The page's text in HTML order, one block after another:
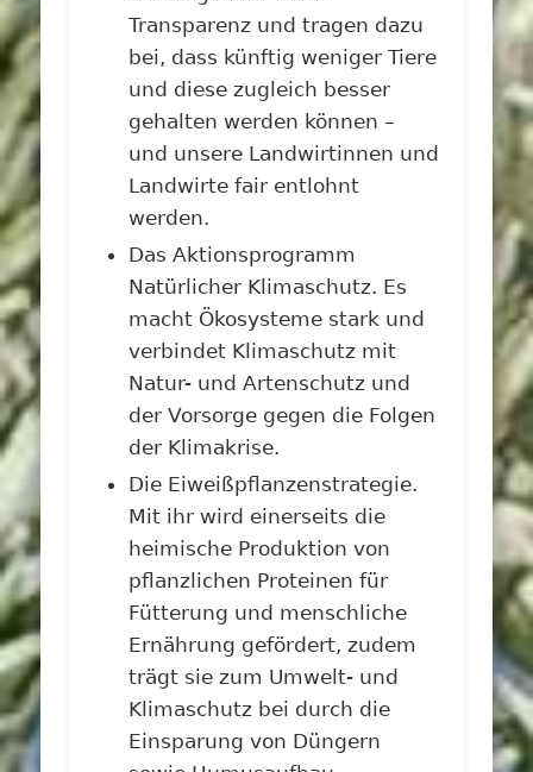
Transparenz und tragen dazu
bei, dass künftig weniger Tiere
und diese zugleich besser
gehalten werden können –
und unsere Landwirtinnen und
Landwirte fair entlohnt
werden.
Das Aktionsprogramm
Natürlicher Klimaschutz. Es
macht Ökosysteme stark und
verbindet Klimaschutz mit
Natur- und Artenschutz und
der Vorsorge gegen die Folgen
der Klimakrise.
Die Eiweißpflanzenstrategie.
Mit ihr wird einerseits die
heimische Produktion von
pflanzlichen Proteinen für
Fütterung und menschliche
Ernährung gefördert, zudem
trägt sie zum Umwelt- und
Klimaschutz bei durch die
Einsparung von Düngern